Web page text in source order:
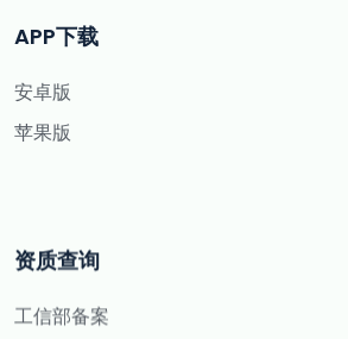
APP下载
安卓版
苹果版
资质查询
工信部备案